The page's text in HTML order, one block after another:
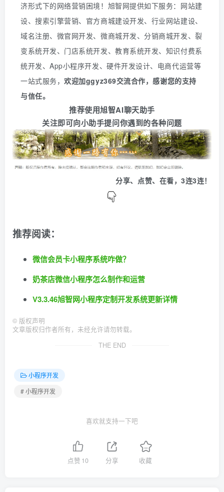
济形式下的网络营销困境！旭智网提供如下服务：网站建
设、搜索引擎营销、官方商城建设开发、行业网站建设、
域名注册、微官网开发、微商城开发、分销商城开发、裂
变系统开发、门店系统开发、教育系统开发、知识付费系
统开发、App小程序开发、硬件开发设计、电商代运营等
一站式服务，欢迎加ggyz369交流合作，感谢您的支持
与信任。
推荐使用旭智AI聊天助手
关注即可向小助手提问你遇到的各种问题
分享、点赞、在看，3连3连！
推荐阅读：
微信会员卡小程序系统咋做？
奶茶店微信小程序怎么制作和运营
V3.3.46旭智网小程序定制开发系统更新详情
© 版权声明
文章版权归作者所有，未经允许请勿转载。
THE END
小程序开发
# 小程序开发
喜欢就支持一下吧
点赞 10 分享 收藏